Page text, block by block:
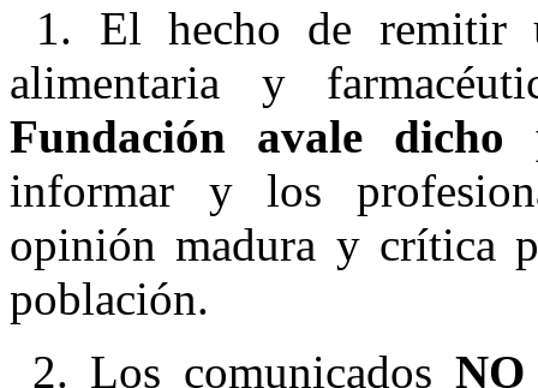
1. El hecho de remitir
alimentaria y
Fundación avale dicho
informar y los
opinión madura y crítica
población.
2. Los comunicados